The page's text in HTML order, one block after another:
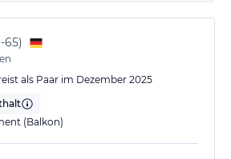
man nur zwei Monate im
etwas weiter weg parken, dann
…
65)
als Paar im Dezember 2025
(Balkon)